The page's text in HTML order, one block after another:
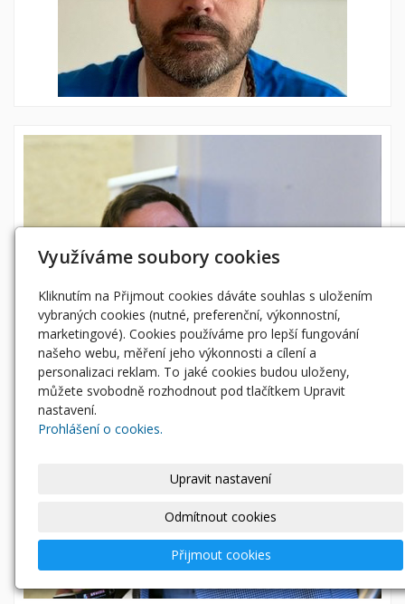
Využíváme soubory cookies
Kliknutím na Přijmout cookies dáváte souhlas s uložením
vybraných cookies (nutné, preferenční, výkonnostní,
marketingové). Cookies používáme pro lepší fungování
našeho webu, měření jeho výkonnosti a cílení a
personalizaci reklam. To jaké cookies budou uloženy,
můžete svobodně rozhodnout pod tlačítkem Upravit
nastavení.
Prohlášení o cookies.
Upravit nastavení
Odmítnout cookies
Přijmout cookies